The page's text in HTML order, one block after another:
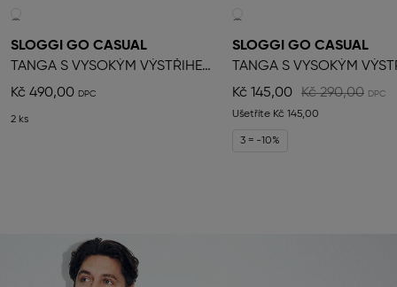
SLOGGI GO CASUAL
TANGA S VYSOKÝM VÝSTŘIHEM
Kč 490,00
2 ks
SLOGGI GO CASUAL
Kč 145,00 Kč 290,00
Ušetříte Kč 145,00
3 = -10%